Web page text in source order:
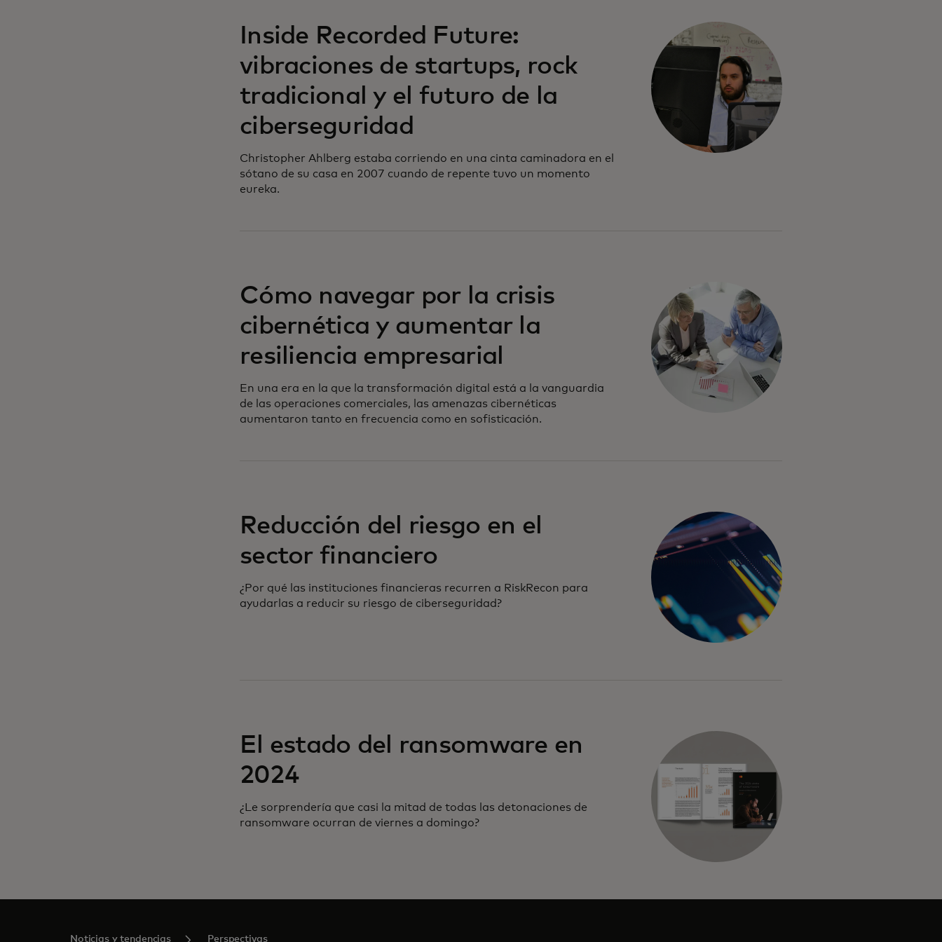
Inside Recorded Future:
vibraciones de startups, rock
tradicional y el futuro de la
ciberseguridad
Christopher Ahlberg estaba corriendo en una cinta caminadora en el
sótano de su casa en 2007 cuando de repente tuvo un momento
eureka.
Cómo navegar por la crisis
cibernética y aumentar la
resiliencia empresarial
En una era en la que la transformación digital está a la vanguardia
de las operaciones comerciales, las amenazas cibernéticas
aumentaron tanto en frecuencia como en sofisticación.
Reducción del riesgo en el
sector financiero
¿Por qué las instituciones financieras recurren a RiskRecon para
ayudarlas a reducir su riesgo de ciberseguridad?
El estado del ransomware en
2024
¿Le sorprendería que casi la mitad de todas las detonaciones de
ransomware ocurran de viernes a domingo?
Noticias y tendencias Perspectivas